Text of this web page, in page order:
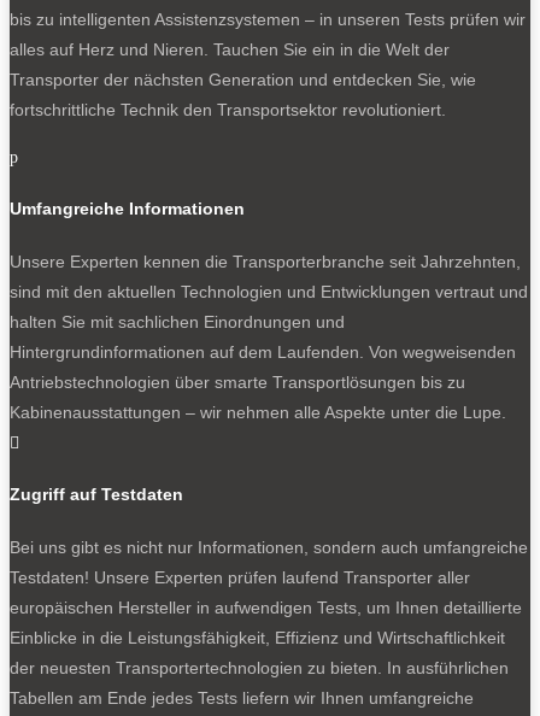
bis zu intelligenten Assistenzsystemen – in unseren Tests prüfen wir
alles auf Herz und Nieren. Tauchen Sie ein in die Welt der
Transporter der nächsten Generation und entdecken Sie, wie
fortschrittliche Technik den Transportsektor revolutioniert.
p
Umfangreiche Informationen
Unsere Experten kennen die Transporterbranche seit Jahrzehnten,
sind mit den aktuellen Technologien und Entwicklungen vertraut und
halten Sie mit sachlichen Einordnungen und
Hintergrundinformationen auf dem Laufenden. Von wegweisenden
Antriebstechnologien über smarte Transportlösungen bis zu
Kabinenausstattungen – wir nehmen alle Aspekte unter die Lupe.

Zugriff auf Testdaten
Bei uns gibt es nicht nur Informationen, sondern auch umfangreiche
Testdaten! Unsere Experten prüfen laufend Transporter aller
europäischen Hersteller in aufwendigen Tests, um Ihnen detaillierte
Einblicke in die Leistungsfähigkeit, Effizienz und Wirtschaftlichkeit
der neuesten Transportertechnologien zu bieten. In ausführlichen
Tabellen am Ende jedes Tests liefern wir Ihnen umfangreiche